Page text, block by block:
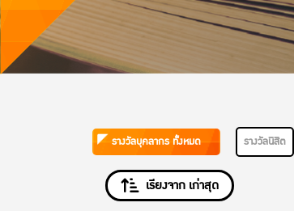
รางวัลบุคลากร ทั้งหมด รางวัลนิสิต
เรียงจาก เก่าสุด